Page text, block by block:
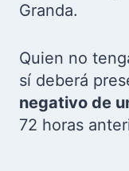
Granda.
Quien no
sí deberá
negativo de
72 horas